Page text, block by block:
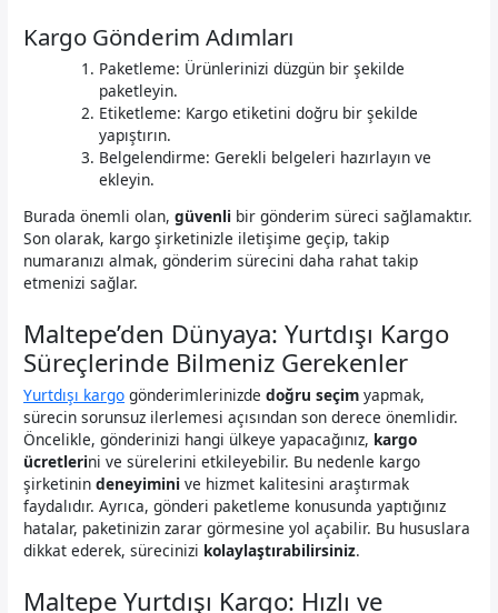
Kargo Gönderim Adımları
Paketleme: Ürünlerinizi düzgün bir şekilde
paketleyin.
Etiketleme: Kargo etiketini doğru bir şekilde
yapıştırın.
Belgelendirme: Gerekli belgeleri hazırlayın ve
ekleyin.
Burada önemli olan,güvenli bir gönderim süreci sağlamaktır.
Son olarak, kargo şirketinizle iletişime geçip, takip
numaranızı almak, gönderim sürecini daha rahat takip
etmenizi sağlar.
Maltepe’den Dünyaya: Yurtdışı Kargo
Süreçlerinde Bilmeniz Gerekenler
Yurtdışı kargo gönderimlerinizdedoğru seçim yapmak,
sürecin sorunsuz ilerlemesi açısından son derece önemlidir.
Öncelikle, gönderinizi hangi ülkeye yapacağınız, kargo
ücretlerini ve sürelerini etkileyebilir. Bu nedenle kargo
şirketinindeneyimini ve hizmet kalitesini araştırmak
faydalıdır. Ayrıca, gönderi paketleme konusunda yaptığınız
hatalar, paketinizin zarar görmesine yol açabilir. Bu hususlara
dikkat ederek, sürecinizi kolaylaştırabilirsiniz.
Maltepe Yurtdışı Kargo: Hızlı ve